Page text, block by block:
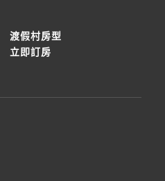
渡假村房型
立即訂房